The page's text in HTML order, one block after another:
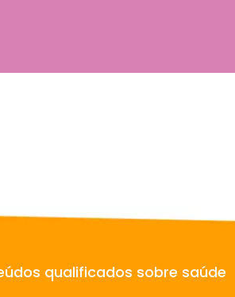
qualificados sobre saúde